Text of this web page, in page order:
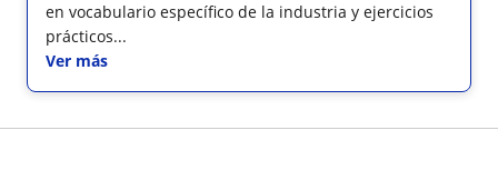
en vocabulario específico de la industria y ejercicios
prácticos...
Ver más